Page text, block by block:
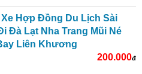
Hợp Đồng Du Lịch Sài
Đà Lạt Nha Trang Mũi Né
Liên Khương
200.000đ